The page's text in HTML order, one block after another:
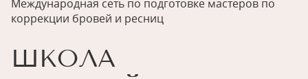
Международная сеть по подготовке мастеров по
коррекции бровей и ресниц
ШКОЛА